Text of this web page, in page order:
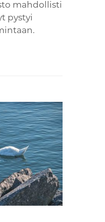
mahdollisti
pystyi